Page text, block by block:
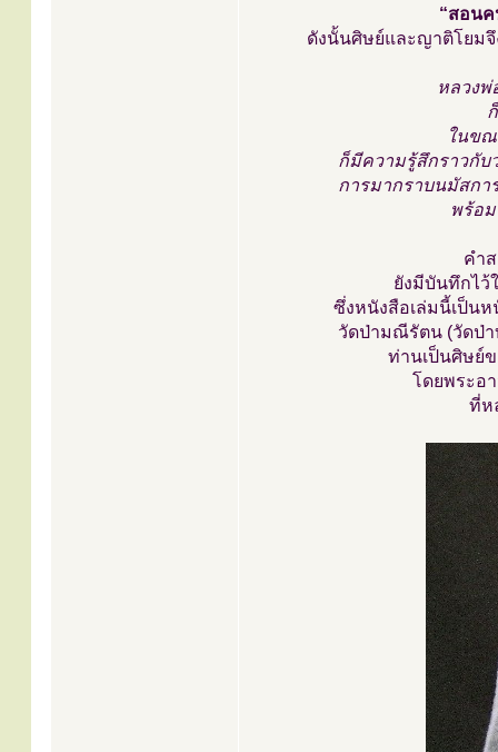
“สอน
ดังนั้นศิษย์และญาติโยมจึ
หลวงพ่
ในขณ
ก็มีความรู้สึกราวกับ
การมากราบนมัสกา
พร้อม
คำ
ยังมีบันทึกไ
ซึ่งหนังสือเล่มนี้เป็น
วัดป่ามณีรัตน (วัดป่า
ท่านเป็นศิษย์
โดยพระอ
ที่ห